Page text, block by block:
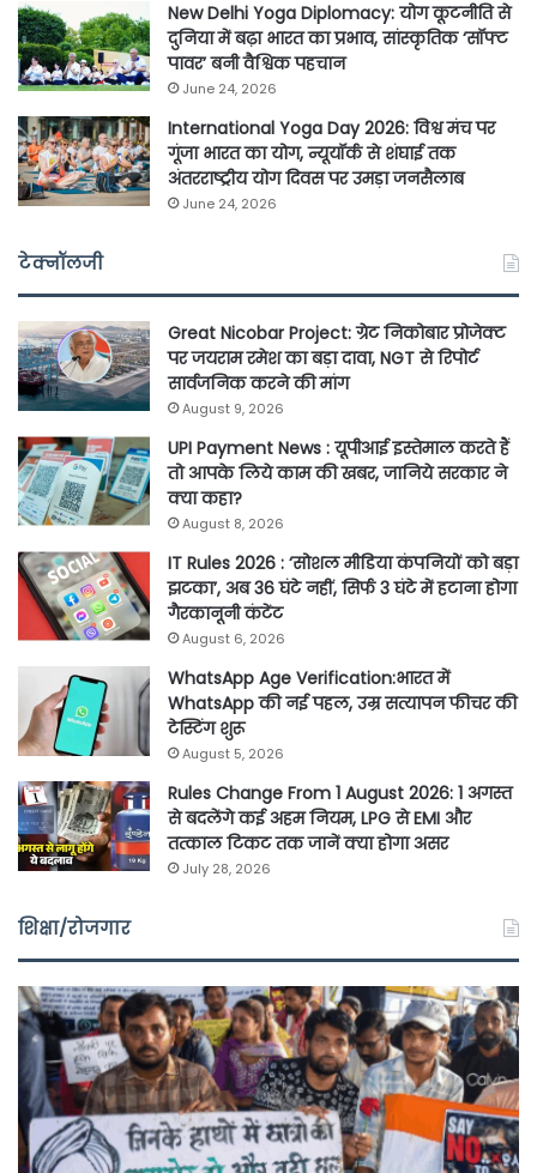
New Delhi Yoga Diplomacy: योग कूटनीति से
दुनिया में बढ़ा भारत का प्रभाव, सांस्कृतिक ‘सॉफ्ट
पावर’ बनी वैश्विक पहचान
June 24, 2026
International Yoga Day 2026: विश्व मंच पर
गूंजा भारत का योग, न्यूयॉर्क से शंघाई तक
अंतरराष्ट्रीय योग दिवस पर उमड़ा जनसैलाब
June 24, 2026
टेक्नॉलजी
Great Nicobar Project: ग्रेट निकोबार प्रोजेक्ट
पर जयराम रमेश का बड़ा दावा, NGT से रिपोर्ट
सार्वजनिक करने की मांग
August 9, 2026
UPI Payment News : यूपीआई इस्तेमाल करते हैं
तो आपके लिये काम की खबर, जानिये सरकार ने
क्या कहा?
August 8, 2026
IT Rules 2026 : ‘सोशल मीडिया कंपनियों को बड़ा
झटका’, अब 36 घंटे नहीं, सिर्फ 3 घंटे में हटाना होगा
गैरकानूनी कंटेंट
August 6, 2026
WhatsApp Age Verification:भारत में
WhatsApp की नई पहल, उम्र सत्यापन फीचर की
टेस्टिंग शुरू
August 5, 2026
Rules Change From 1 August 2026: 1 अगस्त
से बदलेंगे कई अहम नियम, LPG से EMI और
तत्काल टिकट तक जानें क्या होगा असर
July 28, 2026
शिक्षा/रोजगार